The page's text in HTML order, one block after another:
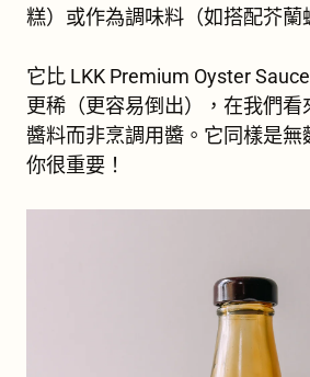
糕）或作為調味料（如搭配芥蘭
它比 LKK Premium Oyster
更稀（更容易倒出），在我們看
醬料而非烹調用醬。它同樣是無
你很重要！